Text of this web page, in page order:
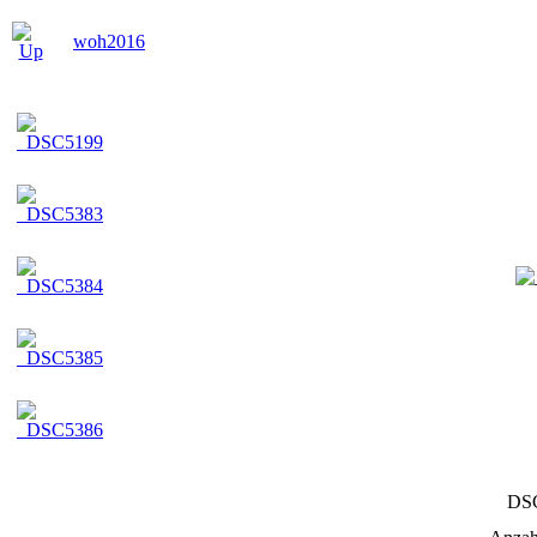
woh2016